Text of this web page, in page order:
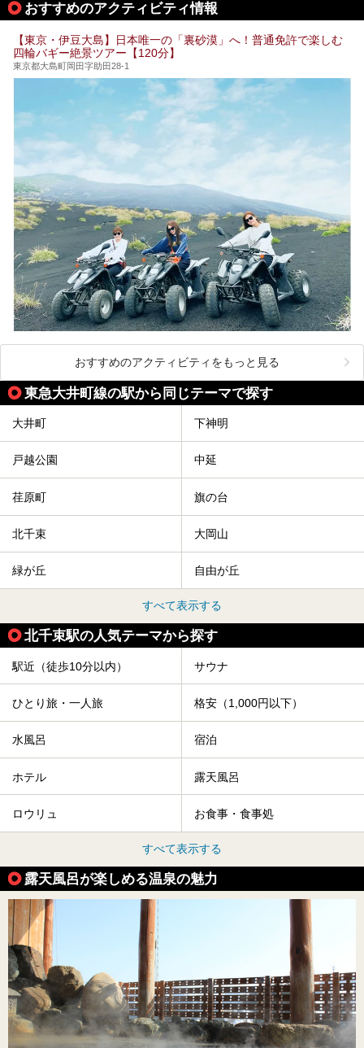
そこで本記事では、東京でおすすめのスーパー銭湯を、目的
24時間営業で宿泊できる施設や、1,000円以下で楽しめる安
い施設、デートや休日レジャーにもぴったりなエンタメ要素
が充実した施設など、利用のシーンに合わせて参考にしてく
ださい。
おすすめのアクティビティ情報
【東京・伊豆大島】日本唯一の「裏砂漠」へ！普通免許で楽しむ
四輪バギー絶景ツアー【120分】
東京都大島町岡田字助田28-1
おすすめのアクティビティをもっと見る
東急大井町線の駅から同じテーマで探す
大井町 下神明
戸越公園 中延
荏原町 旗の台
北千束 大岡山
緑が丘 自由が丘
すべて表示する
北千束駅の人気テーマから探す
駅近（徒歩10分以内） サウナ
ひとり旅・一人旅 格安（1,000円以下）
水風呂 宿泊
ホテル 露天風呂
ロウリュ お食事・食事処
すべて表示する
露天風呂が楽しめる温泉の魅力